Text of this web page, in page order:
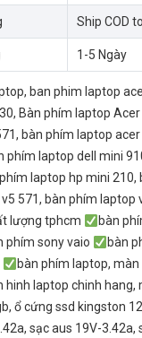
Ship COD
1-5 Ngày
, ban phim laptop
, Bàn phím laptop
, bàn phím laptop acer
phím laptop dell mini
laptop hp mini 210,
571, bàn phím laptop
lượng tphcm
bàn
phím sony vaio
bàn
bàn phím laptop, màn
hinh laptop chinh hang,
, ổ cứng ssd kingston
, sạc aus 19V-3.42a,